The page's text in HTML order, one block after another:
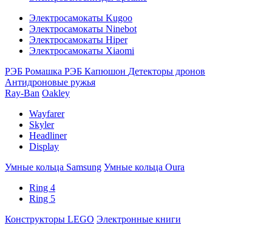
Электросамокаты Kugoo
Электросамокаты Ninebot
Электросамокаты Hiper
Электросамокаты Xiaomi
РЭБ Ромашка РЭБ Капюшон Детекторы дронов
Антидроновые ружья
Ray-Ban Oakley
Wayfarer
Skyler
Headliner
Display
Умные кольца Samsung Умные кольца Oura
Ring 4
Ring 5
Конструкторы LEGO Электронные книги